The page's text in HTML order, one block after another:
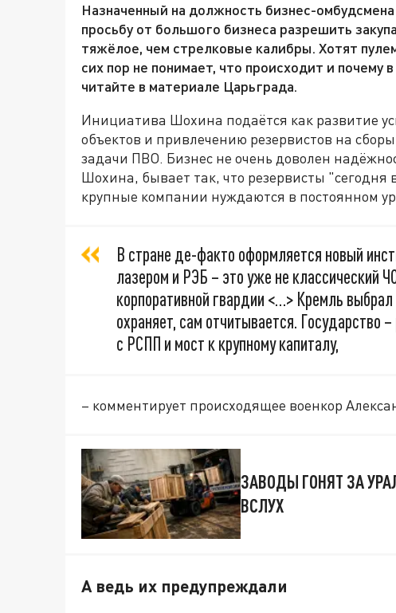
Назначенный на должность бизнес-
просьбу от большого бизнеса разрешить
тяжёлое, чем стрелковые калибры. Хотят
сих пор не понимает, что происходит и почему
читайте в материале Царьграда.
Инициатива Шохина подаётся как развитие
объектов и привлечению резервистов на
задачи ПВО. Бизнес не очень доволен
Шохина, бывает так, что резервисты "сегодня
крупные компании нуждаются в постоянном
В стране де-факто оформляется новый
лазером и РЭБ – это уже не классический
корпоративной гвардии <…> Кремль
охраняет, сам отчитывается. Государство
с РСПП и мост к крупному капиталу,
– комментирует происходящее военкор
ЗАВОДЫ ГОНЯТ ЗА
ВСЛУХ
А ведь их предупреждали